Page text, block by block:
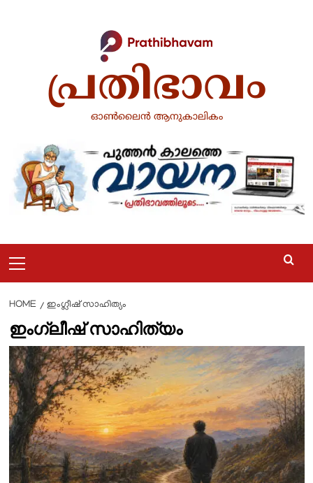
പ്രതിഭാവം
ഓൺലൈൻ ആനുകാലികം
Menu
HOME ഇംഗ്ലീഷ് സാഹിത്യം
ഇംഗ്ലീഷ് സാഹിത്യം